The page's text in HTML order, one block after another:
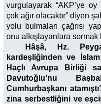
vurgulayarak “AKP’ye
çok ağır olacaktır” diyen
yolu bulmaları çağrısı
onu alkışlayanlara sormak
Hâşâ, Hz.
kardeşliğinden ve
Haçlı Avrupa Birliği
Davutoğlu’nu
Cumhurbaşkanı
zina serbestliğini ve